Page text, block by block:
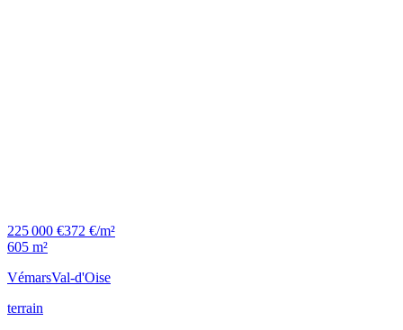
225 000 €372 €/m²
605 m²
VémarsVal-d'Oise
terrain